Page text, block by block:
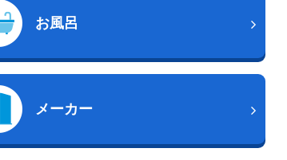
お風呂
メーカー